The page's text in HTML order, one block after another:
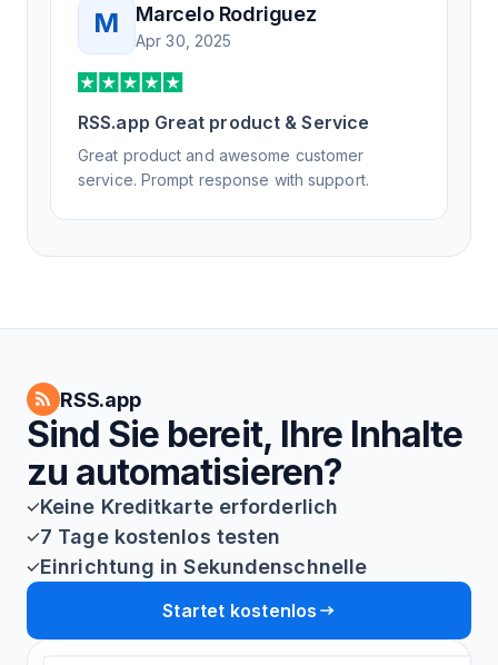
M Marcelo Rodriguez
Apr 30, 2025
RSS.app Great product & Service
Great product and awesome customer
service. Prompt response with support.
RSS.app
Sind Sie bereit, Ihre Inhalte
zu automatisieren?
Keine Kreditkarte erforderlich
7 Tage kostenlos testen
Einrichtung in Sekundenschnelle
Startet kostenlos